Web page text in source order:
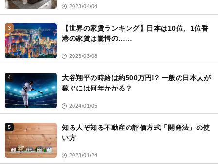
2023/04/04
3
【世界の家賃ランキング】日本は10位、1位香
港の家賃は驚愕の……
2023/03/08
4
大谷翔平の時給は約500万円!? 一般の日本人が
稼ぐには何年かかる？
2024/01/05
5
知る人ぞ知る不動産の評価方式「開発法」の使
い方
2023/01/24